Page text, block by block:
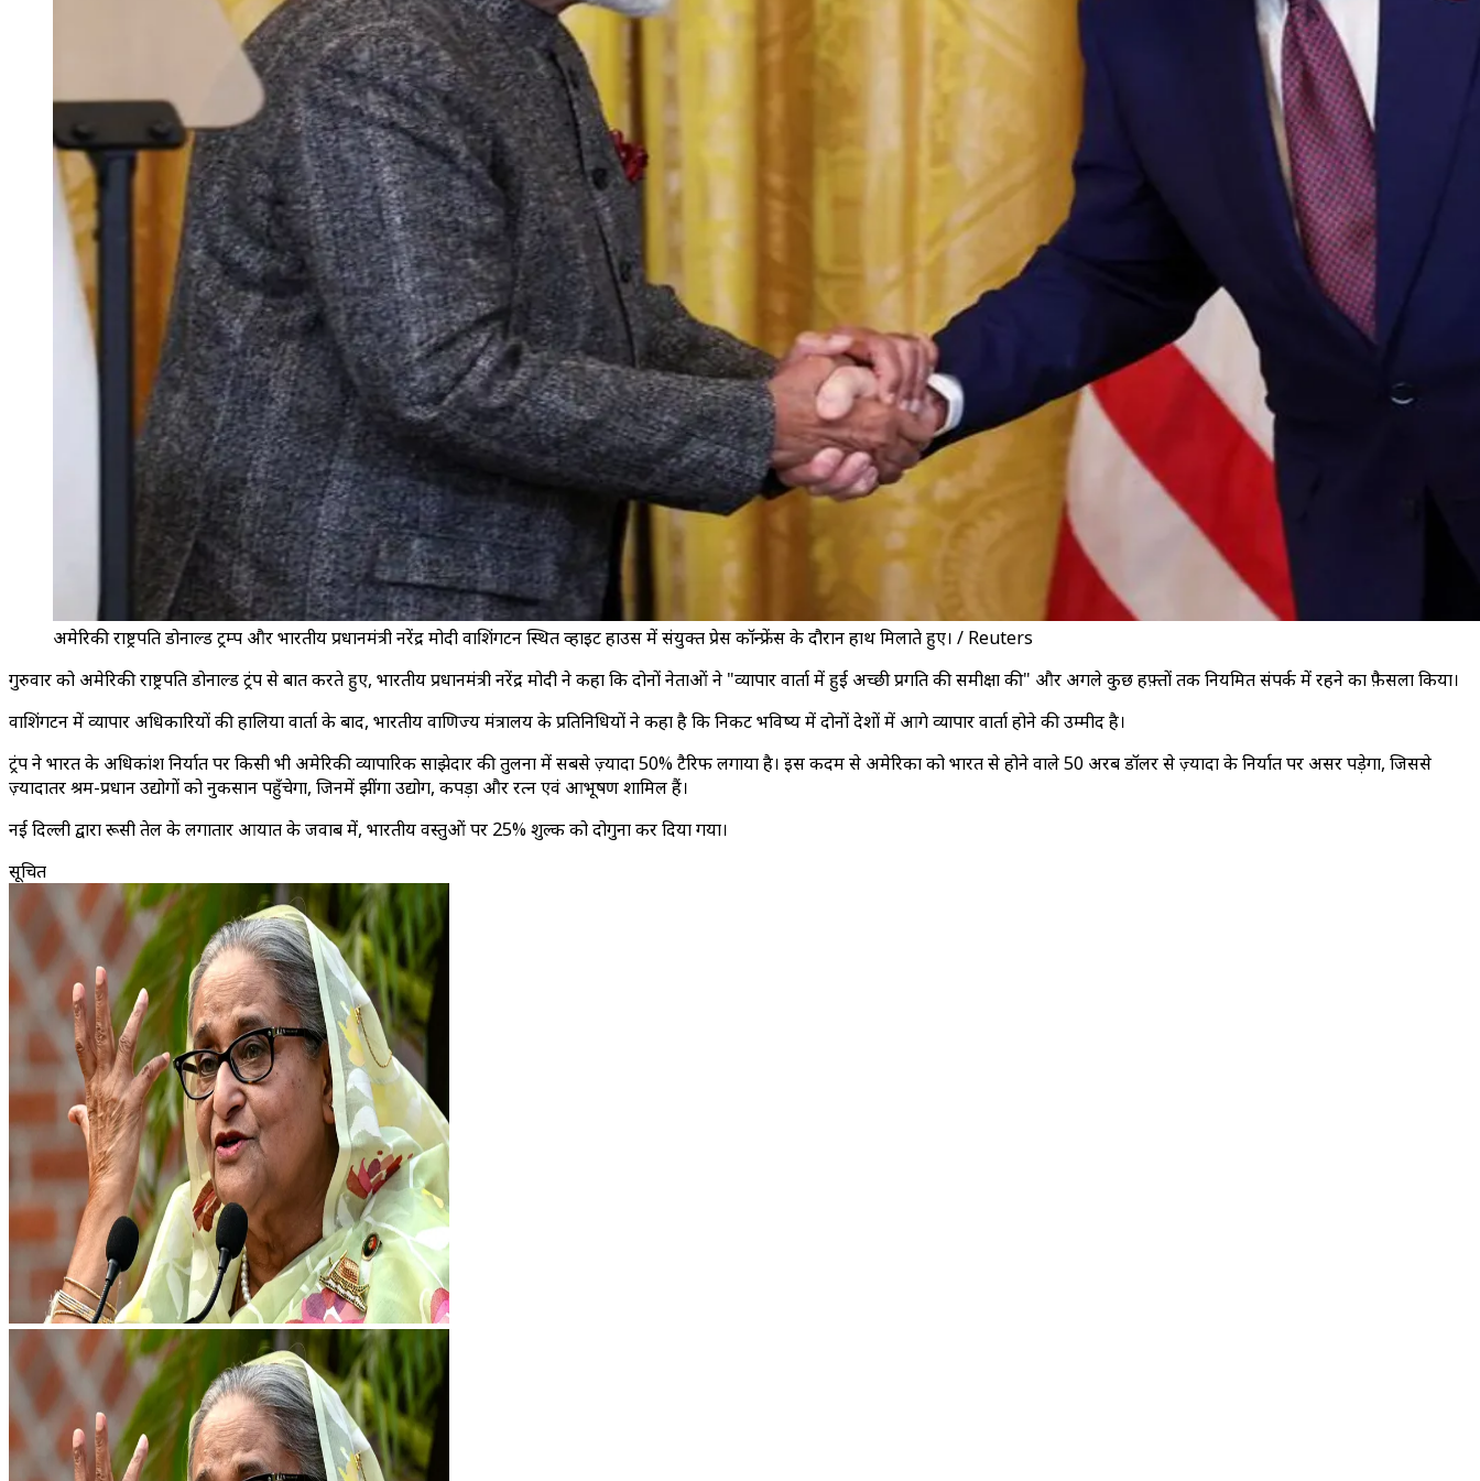
अमेरिकी राष्ट्रपति डोनाल्ड ट्रम्प और भारतीय प्रधानमंत्री नरेंद्र मोदी वाशिंगटन स्थित व्हाइट हाउस में संयुक्त प्रेस कॉन्फ्रेंस के दौरान हाथ मिलाते हुए। / Reuters
गुरुवार को अमेरिकी राष्ट्रपति डोनाल्ड ट्रंप से बात करते हुए, भारतीय प्रधानमंत्री नरेंद्र मोदी ने कहा कि दोनों नेताओं ने "व्यापार वार्ता में हुई अच्छी प्रगति की समीक्षा की" और अगले कुछ हफ़्तों तक नियमित संपर्क में रहने का फ़ैसला किया।
वाशिंगटन में व्यापार अधिकारियों की हालिया वार्ता के बाद, भारतीय वाणिज्य मंत्रालय के प्रतिनिधियों ने कहा है कि निकट भविष्य में दोनों देशों में आगे व्यापार वार्ता होने की उम्मीद है।
ट्रंप ने भारत के अधिकांश निर्यात पर किसी भी अमेरिकी व्यापारिक साझेदार की तुलना में सबसे ज़्यादा 50% टैरिफ लगाया है। इस कदम से अमेरिका को भारत से होने वाले 50 अरब डॉलर से ज़्यादा के निर्यात पर असर पड़ेगा, जिससे
ज़्यादातर श्रम-प्रधान उद्योगों को नुकसान पहुँचेगा, जिनमें झींगा उद्योग, कपड़ा और रत्न एवं आभूषण शामिल हैं।
नई दिल्ली द्वारा रूसी तेल के लगातार आयात के जवाब में, भारतीय वस्तुओं पर 25% शुल्क को दोगुना कर दिया गया।
सूचित